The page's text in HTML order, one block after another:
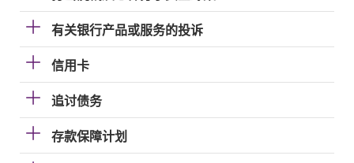
有关银行产品或服务的投诉
信用卡
追讨债务
存款保障计划